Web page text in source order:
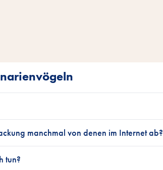
manchmal von denen im Internet ab?
tun?